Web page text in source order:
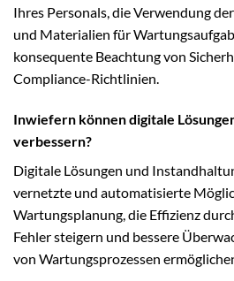
Ihres Personals, die Verwendung
und Materialien für
konsequente Beachtung von
Compliance-Richtlinien.
Inwiefern können digitale
verbessern?
Digitale Lösungen und
vernetzte und automatisierte
Wartungsplanung, die Effizienz
Fehler steigern und bessere
von Wartungsprozessen